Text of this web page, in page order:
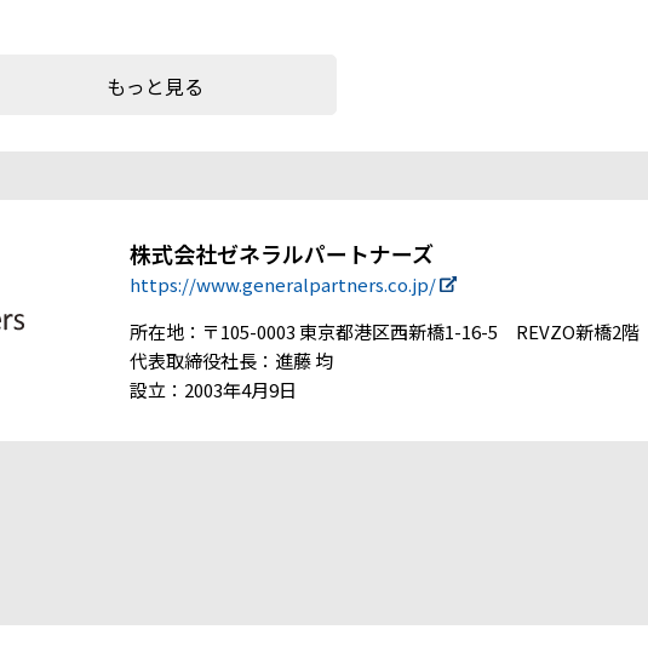
もっと見る
株式会社ゼネラルパートナーズ
https://www.generalpartners.co.jp/
所在地：〒105-0003 東京都港区西新橋1-16-5 REVZO新橋2階
代表取締役社長：進藤 均
設立：2003年4月9日